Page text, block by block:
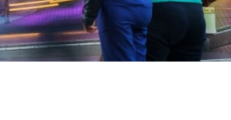
versnellingstafel
Beethoven Wonen
VEX-regeling